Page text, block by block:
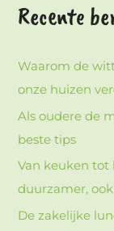
Recente
Waarom de
onze huizen
Als oudere de
beste tips
Van keuken tot
duurzamer,
De zakelijke